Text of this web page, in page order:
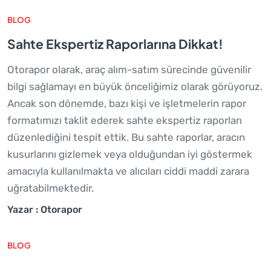
BLOG
Sahte Ekspertiz Raporlarına Dikkat!
Otorapor olarak, araç alım-satım sürecinde güvenilir
bilgi sağlamayı en büyük önceliğimiz olarak görüyoruz.
Ancak son dönemde, bazı kişi ve işletmelerin rapor
formatımızı taklit ederek sahte ekspertiz raporları
düzenlediğini tespit ettik. Bu sahte raporlar, aracın
kusurlarını gizlemek veya olduğundan iyi göstermek
amacıyla kullanılmakta ve alıcıları ciddi maddi zarara
uğratabilmektedir.
Yazar : Otorapor
BLOG